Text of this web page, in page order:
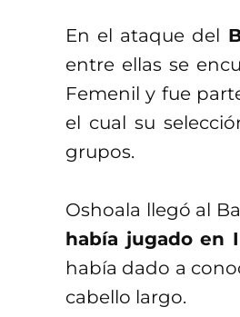
En el ataque del
entre ellas se
Femenil y fue
el cual su
grupos.
Oshoala llegó al
había jugado en
había dado a
cabello largo.